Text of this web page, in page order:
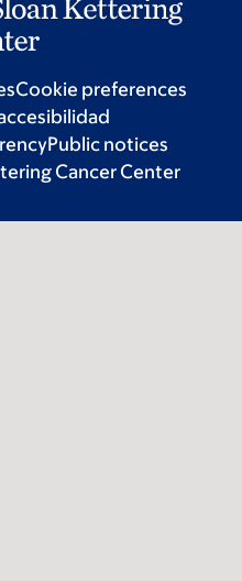
Cookie preferences
Public notices
Cancer Center